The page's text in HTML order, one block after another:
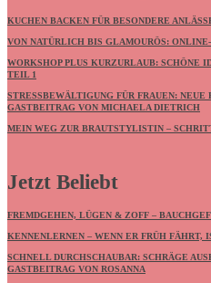
KUCHEN BACKEN FÜR BESONDERE
VON NATÜRLICH BIS GLAMOURÖS:
WORKSHOP PLUS KURZURLAUB: SCHÖNE
TEIL 1
STRESSBEWÄLTIGUNG FÜR FRAUEN: NEUE
GASTBEITRAG VON MICHAELA DIETRICH
MEIN WEG ZUR BRAUTSTYLISTIN –
Jetzt Beliebt
FREMDGEHEN, LÜGEN & ZOFF –
KENNENLERNEN – WENN ER FRÜH FÄHRT,
SCHNELL DURCHSCHAUBAR: SCHRÄGE
GASTBEITRAG VON ROSANNA